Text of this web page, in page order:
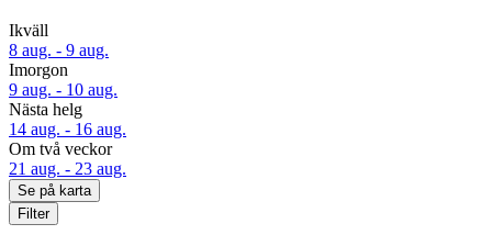
Ikväll
8 aug. - 9 aug.
Imorgon
9 aug. - 10 aug.
Nästa helg
14 aug. - 16 aug.
Om två veckor
21 aug. - 23 aug.
Se på karta
Filter